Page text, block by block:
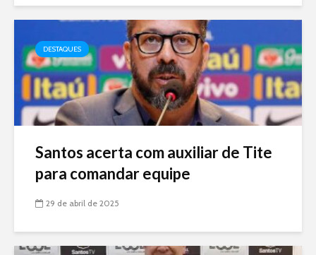
DESTAQUES
Santos acerta com auxiliar de Tite
para comandar equipe
29 de abril de 2025